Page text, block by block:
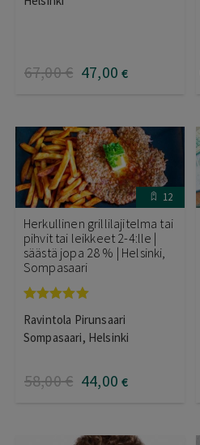
67,00€ 47,00 €
12
Herkullinen grillilajitelma tai
pihvit tai leikkeet 2-4:lle |
säästä jopa 28 % | Helsinki,
Sompasaari
tuotteesta:
5.00/ 5
Ravintola Pirunsaari
Sompasaari, Helsinki
58,00€ 44,00 €